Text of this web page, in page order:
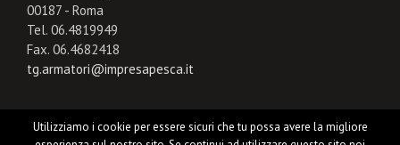
00187 - Roma
Tel. 06.4819949
Fax. 06.4682418
tg.armatori@impresapesca.it
Utilizziamo i cookie per essere sicuri che tu possa avere la migliore